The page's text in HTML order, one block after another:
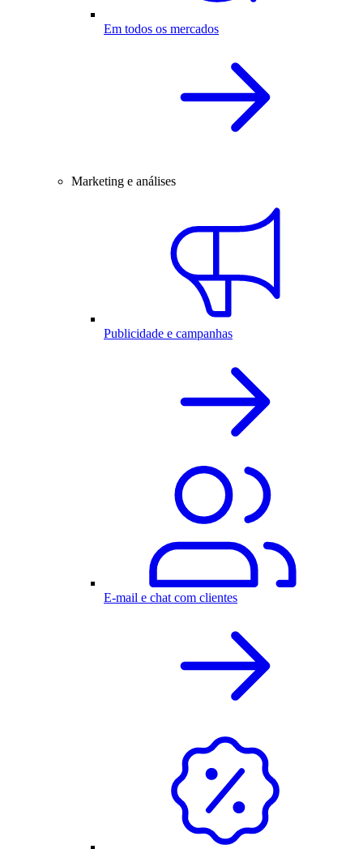
Em todos os mercados
Marketing e análises
Publicidade e campanhas
E-mail e chat com clientes